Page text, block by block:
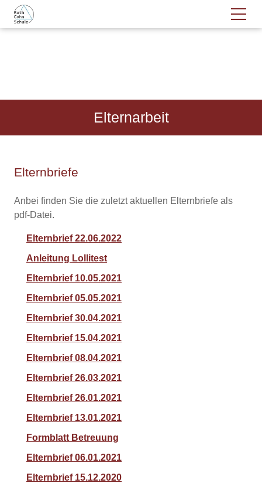
Elternarbeit
Elternbriefe
Anbei finden Sie die zuletzt aktuellen Elternbriefe als
pdf-Datei.
Elternbrief 22.06.2022
Anleitung Lollitest
Elternbrief 10.05.2021
Elternbrief 05.05.2021
Elternbrief 30.04.2021
Elternbrief 15.04.2021
Elternbrief 08.04.2021
Elternbrief 26.03.2021
Elternbrief 26.01.2021
Elternbrief 13.01.2021
Formblatt Betreuung
Elternbrief 06.01.2021
Elternbrief 15.12.2020